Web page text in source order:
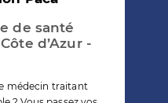
de santé
d’Azur -
médecin traitant